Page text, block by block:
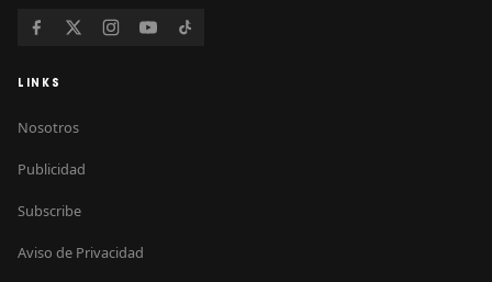
LINKS
Nosotros
Publicidad
Subscribe
Aviso de Privacidad